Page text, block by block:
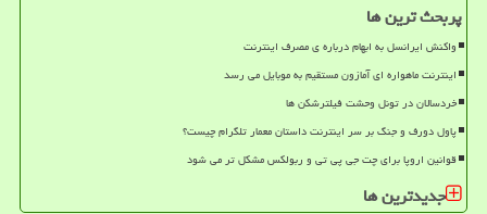
پربحث ترین ها
واکنش ایرانسل به ابهام درباره ی مصرف اینترنت
اینترنت ماهواره ای آمازون مستقیم به موبایل می رسد
خردسالان در تونل وحشت فیلترشکن ها
پاول دورف و جنگ بر سر اینترنت داستان معمار تلگرام چیست؟
قوانین اروپا برای چت جی پی تی و ربولکس مشکل تر می شود
جدیدترین ها